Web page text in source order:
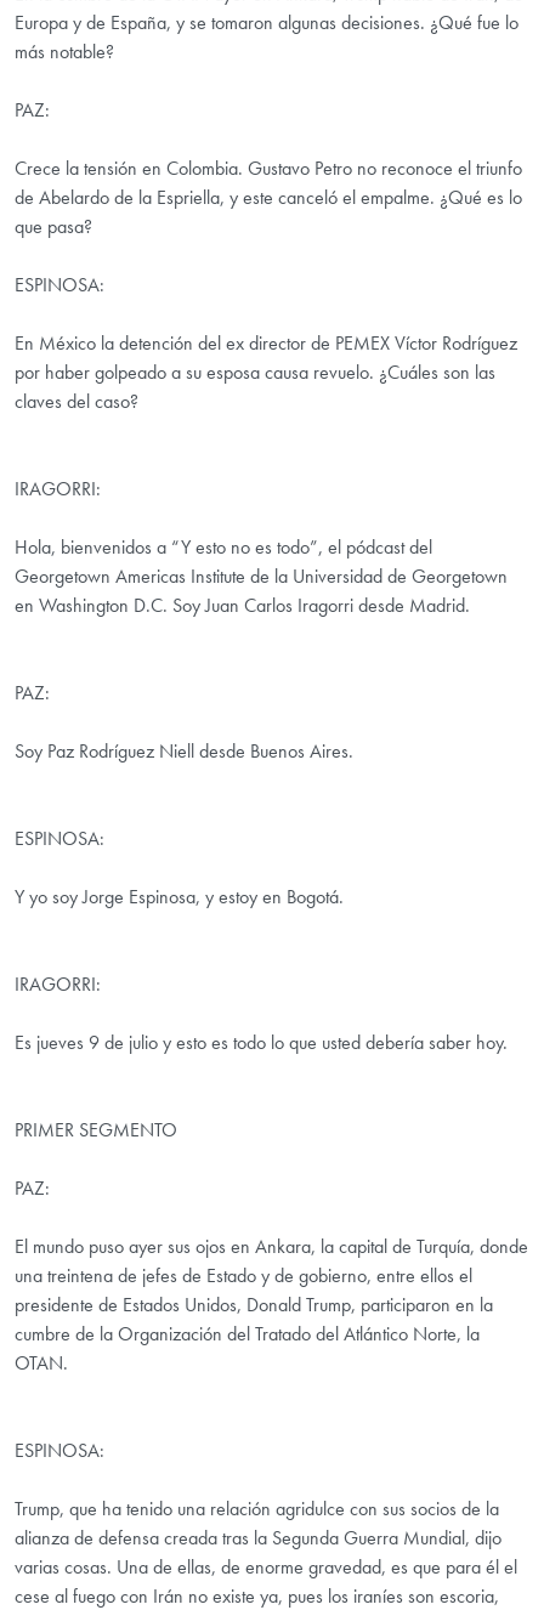
Europa y de España, y se tomaron algunas decisiones. ¿Qué fue lo
más notable?
PAZ:
Crece la tensión en Colombia. Gustavo Petro no reconoce el triunfo
de Abelardo de la Espriella, y este canceló el empalme. ¿Qué es lo
que pasa?
ESPINOSA:
En México la detención del ex director de PEMEX Víctor Rodríguez
por haber golpeado a su esposa causa revuelo. ¿Cuáles son las
claves del caso?
IRAGORRI:
Hola, bienvenidos a “Y esto no es todo”, el pódcast del
Georgetown Americas Institute de la Universidad de Georgetown
en Washington D.C. Soy Juan Carlos Iragorri desde Madrid.
PAZ:
Soy Paz Rodríguez Niell desde Buenos Aires.
ESPINOSA:
Y yo soy Jorge Espinosa, y estoy en Bogotá.
IRAGORRI:
Es jueves 9 de julio y esto es todo lo que usted debería saber hoy.
PRIMER SEGMENTO
PAZ:
El mundo puso ayer sus ojos en Ankara, la capital de Turquía, donde
una treintena de jefes de Estado y de gobierno, entre ellos el
presidente de Estados Unidos, Donald Trump, participaron en la
cumbre de la Organización del Tratado del Atlántico Norte, la
OTAN.
ESPINOSA:
Trump, que ha tenido una relación agridulce con sus socios de la
alianza de defensa creada tras la Segunda Guerra Mundial, dijo
varias cosas. Una de ellas, de enorme gravedad, es que para él el
cese al fuego con Irán no existe ya, pues los iraníes son escoria,